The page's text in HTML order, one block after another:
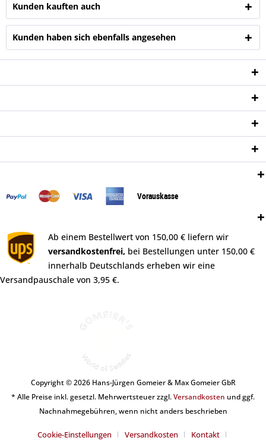
Kunden kauften auch
Kunden haben sich ebenfalls angesehen
Vorauskasse
Ab einem Bestellwert von 150,00 € liefern wir
versandkostenfrei, bei Bestellungen unter 150,00 €
innerhalb Deutschlands erheben wir eine
Versandpauschale von 3,95 €.
Copyright © 2026 Hans-Jürgen Gomeier & Max Gomeier GbR
* Alle Preise inkl. gesetzl. Mehrwertsteuer zzgl.Versandkosten und ggf.
Nachnahmegebühren, wenn nicht anders beschrieben
Cookie-Einstellungen Versandkosten Kontakt